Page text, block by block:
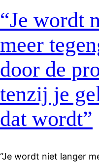
“Je wordt
meer
door de
tenzij je
dat wordt”
“Je wordt niet langer